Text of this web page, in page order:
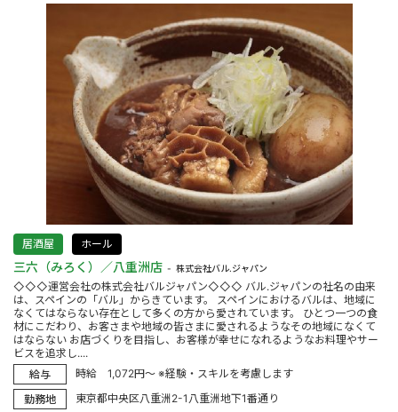
居酒屋 ホール
三六（みろく）／八重洲店 株式会社バル.ジャパン
◇◇◇運営会社の株式会社バルジャパン◇◇◇ バル.ジャパンの社名の由来
は、スペインの「バル」からきています。 スペインにおけるバルは、地域に
なくてはならない存在として多くの方から愛されています。 ひとつ一つの食
材にこだわり、お客さまや地域の皆さまに愛されるようなその地域になくて
はならない お店づくりを目指し、お客様が幸せになれるようなお料理やサー
ビスを追求し....
給与
時給 1,072円～ ※経験・スキルを考慮します
勤務地
東京都中央区八重洲2-1八重洲地下1番通り